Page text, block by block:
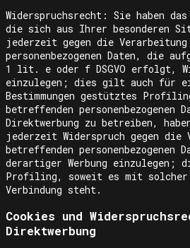
Widerspruchsrecht: Sie haben
die sich aus Ihrer besonderen
jederzeit gegen die
personenbezogenen Daten, die
1 lit. e oder f DSGVO erfolgt,
einzulegen; dies gilt auch für
Bestimmungen gestütztes
betreffenden personenbezogenen
Direktwerbung zu betreiben,
jederzeit Widerspruch gegen die
betreffenden personenbezogenen
derartiger Werbung einzulegen;
Profiling, soweit es mit solcher
Verbindung steht.
Cookies und
Direktwerbung